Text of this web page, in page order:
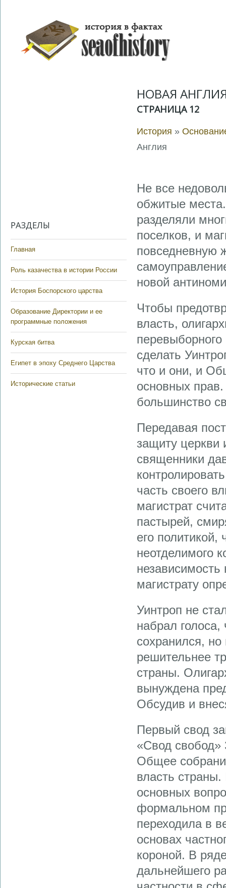
РАЗДЕЛЫ
Главная
Роль казачества в истории России
История Боспорского царства
Образование Директории и ее
программные положения
Курская битва
Египет в эпоху Среднего Царства
Исторические статьи
НОВАЯ
СТРАНИЦА 12
История »
Англия
Не все
обжитые
разделяли
поселков, и
повседневную
новой
Чтобы
власть,
сделать
что и они, и
основных
большинство
Передавая
защиту церкви
священники
часть своего
магистрат
пастырей,
его политикой,
неотделимого
независимость
магистрату
Уинтроп не
набрал
сохранился,
решительнее
страны.
вынуждена
Обсудив и
Первый свод
«Свод свобод»
Общее
власть
основных
формальном
переходила в
основах
короной. В
дальнейшего